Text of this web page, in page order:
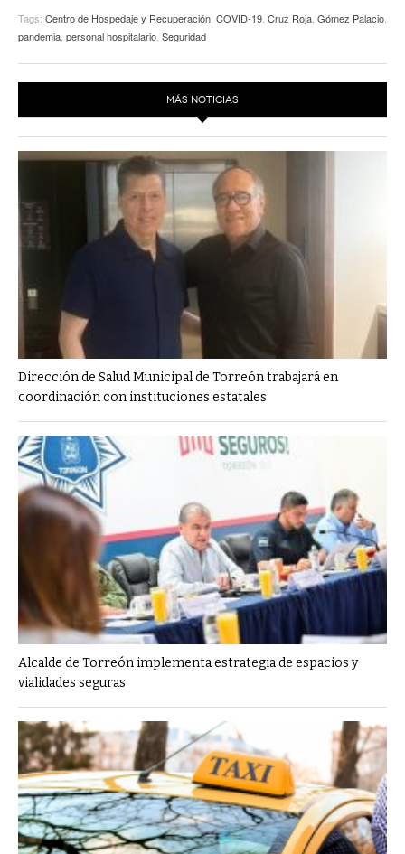
Tags: Centro de Hospedaje y Recuperación COVID-19 Cruz Roja Gómez Palacio
pandemia personal hospitalario Seguridad
MÁS NOTICIAS
Dirección de Salud Municipal de Torreón trabajará en
coordinación con instituciones estatales
Alcalde de Torreón implementa estrategia de espacios y
vialidades seguras